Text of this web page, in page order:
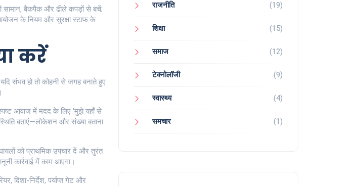
सामान, बैकपैक और ढीले कपड़ों से बचें;
के नियम और सुरक्षा स्टाफ के
करें
संभव हो तो कोहनी से जगह बनाते हुए
आवाज में मदद के लिए 'मुझे यहाँ से
बताएं—लोकेशन और संख्या बताना
को प्राथमिक उपचार दें और तुरंत
कार्रवाई में काम आएगा।
दिशा-निर्देश, पर्याप्त गेट और
राजनीति (19)
शिक्षा (15)
समाज (12)
टेक्नोलॉजी (9)
स्वास्थ्य (4)
समचार (1)